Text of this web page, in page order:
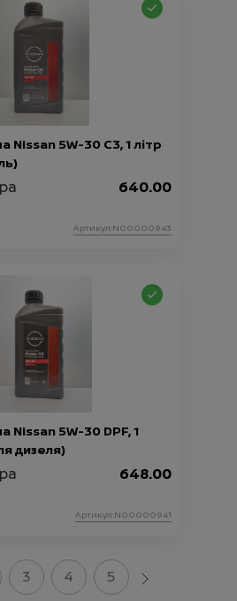
Nissan 5W-30 C3, 1 літр
640.00
Артикул:N00000943
Nissan 5W-30 DPF, 1
дизеля)
648.00
Артикул:N00000941
3 4 5